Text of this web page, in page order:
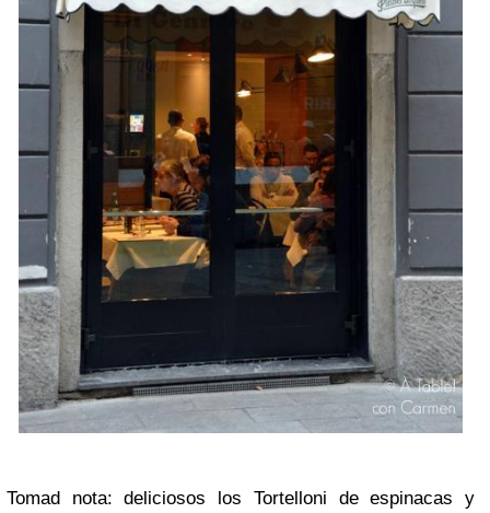
Tomad nota: deliciosos los Tortelloni de espinacas y